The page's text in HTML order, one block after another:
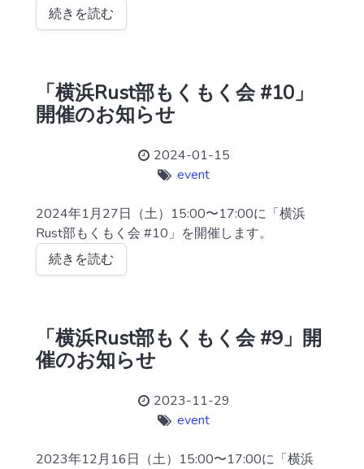
続きを読む
「横浜Rust部もくもく会 #10」
開催のお知らせ
2024-01-15
event
2024年1月27日（土）15:00〜17:00に「横浜
Rust部もくもく会 #10」を開催します。
続きを読む
「横浜Rust部もくもく会 #9」開
催のお知らせ
2023-11-29
event
2023年12月16日（土）15:00〜17:00に「横浜